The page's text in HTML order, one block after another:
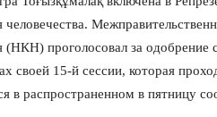
человечества.
(НКН) проголосовал за одобрение
своей 15-й сессии, которая
в распространенном в пятницу